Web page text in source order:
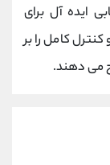
ایده‌ آل برای
کنترل کامل را بر
می‌ دهند.